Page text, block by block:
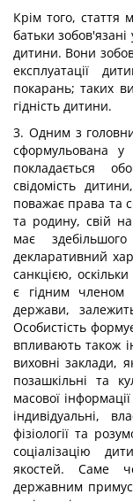
Крім того, стаття
батьки
дитини. Вони
експлуатації
покарань; таких
гідність дитини.
3. Одним з
сформульована у
покладається
свідомість
поважає права та
та родину, свій
має
декларативний
санкцією,
є гідним членом
держави,
Особистість
впливають також
виховні заклади,
позашкільні та
масової
індивідуальні,
фізіології та
соціалізацію
якостей. Саме
державним